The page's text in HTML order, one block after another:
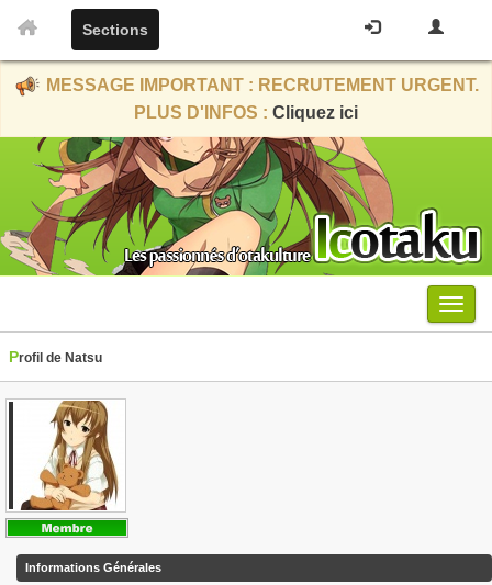
Sections
MESSAGE IMPORTANT : RECRUTEMENT URGENT.
PLUS D'INFOS : Cliquez ici
Menu
Profil de Natsu
Informations Générales